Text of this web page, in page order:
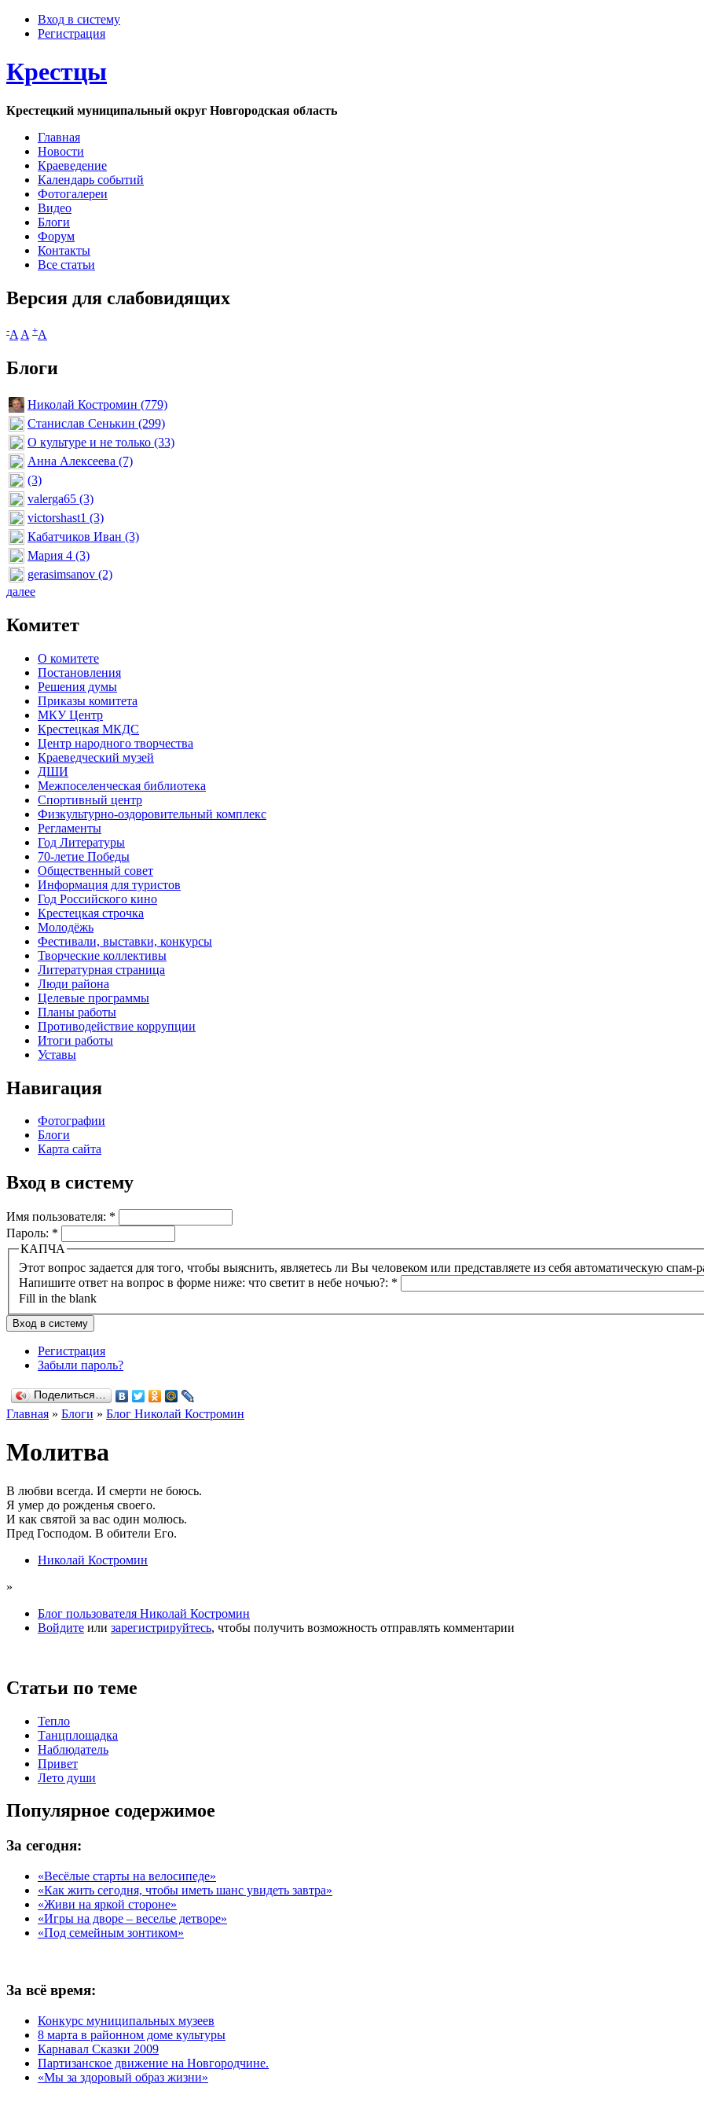
Вход в систему
Регистрация
Крестцы
Крестецкий муниципальный округ Новгородская область
Главная
Новости
Краеведение
Календарь событий
Фотогалереи
Видео
Блоги
Форум
Контакты
Все статьи
Версия для слабовидящих
-A A +A
Блоги
Николай Костромин (779)
Станислав Сенькин (299)
О культуре и не только (33)
Анна Алексеева (7)
(3)
valerga65 (3)
victorshast1 (3)
Кабатчиков Иван (3)
Мария 4 (3)
gerasimsanov (2)
далее
Комитет
О комитете
Постановления
Решения думы
Приказы комитета
МКУ Центр
Крестецкая МКДС
Центр народного творчества
Краеведческий музей
ДШИ
Межпоселенческая библиотека
Спортивный центр
Физкультурно-оздоровительный комплекс
Регламенты
Год Литературы
70-летие Победы
Общественный совет
Информация для туристов
Год Российского кино
Крестецкая строчка
Молодёжь
Фестивали, выставки, конкурсы
Творческие коллективы
Литературная страница
Люди района
Целевые программы
Планы работы
Противодействие коррупции
Итоги работы
Уставы
Навигация
Фотографии
Блоги
Карта сайта
Вход в систему
Имя пользователя: *
Пароль: *
КАПЧА
Этот вопрос задается для того, чтобы выяснить, являетесь ли Вы человеком или представляете из себя
Напишите ответ на вопрос в форме ниже: что светит в небе ночью?: *
Fill in the blank
Регистрация
Забыли пароль?
Поделиться…
Главная » Блоги » Блог Николай Костромин
Молитва
В любви всегда. И смерти не боюсь.
Я умер до рожденья своего.
И как святой за вас один молюсь.
Пред Господом. В обители Его.
Николай Костромин
»
Блог пользователя Николай Костромин
Войдите или зарегистрируйтесь, чтобы получить возможность отправлять комментарии
Статьи по теме
Тепло
Танцплощадка
Наблюдатель
Привет
Лето души
Популярное содержимое
За сегодня:
«Весёлые старты на велосипеде»
«Как жить сегодня, чтобы иметь шанс увидеть завтра»
«Живи на яркой стороне»
«Игры на дворе – веселье детворе»
«Под семейным зонтиком»
За всё время:
Конкурс муниципальных музеев
8 марта в районном доме культуры
Карнавал Сказки 2009
Партизанское движение на Новгородчине.
«Мы за здоровый образ жизни»